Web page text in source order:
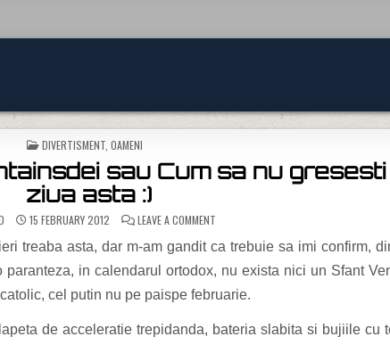
POSTED IN
DIVERTISMENT, OAMENI
sau Cum sa nu
ziua asta :)
15 FEBRUARY 2012 LEAVE A COMMENTON STEREOTIPURI DE VALĂNTAINSDEI
treaba asta, dar m-am gandit ca trebuie sa imi confirm,
in calendarul ortodox, nu exista nici un Sfant
cel putin nu pe paispe februarie.
de acceleratie trepidanda, bateria slabita si bujiile cu